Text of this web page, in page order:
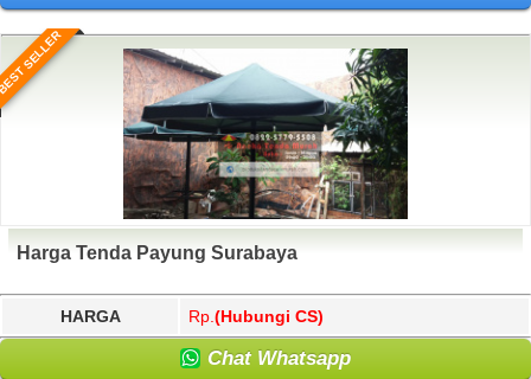
SELLER
Harga Tenda Payung Surabaya
HARGA Rp. (Hubungi CS)
Chat Whatsapp